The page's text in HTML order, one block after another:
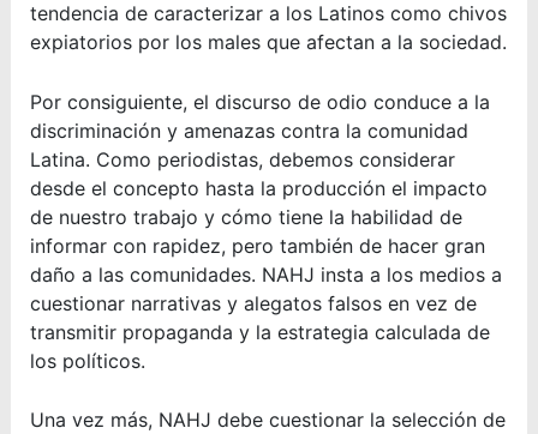
tendencia de caracterizar a los Latinos como chivos
expiatorios por los males que afectan a la sociedad.
Por consiguiente, el discurso de odio conduce a la
discriminación y amenazas contra la comunidad
Latina. Como periodistas, debemos considerar
desde el concepto hasta la producción el impacto
de nuestro trabajo y cómo tiene la habilidad de
informar con rapidez, pero también de hacer gran
daño a las comunidades. NAHJ insta a los medios a
cuestionar narrativas y alegatos falsos en vez de
transmitir propaganda y la estrategia calculada de
los políticos.
Una vez más, NAHJ debe cuestionar la selección de